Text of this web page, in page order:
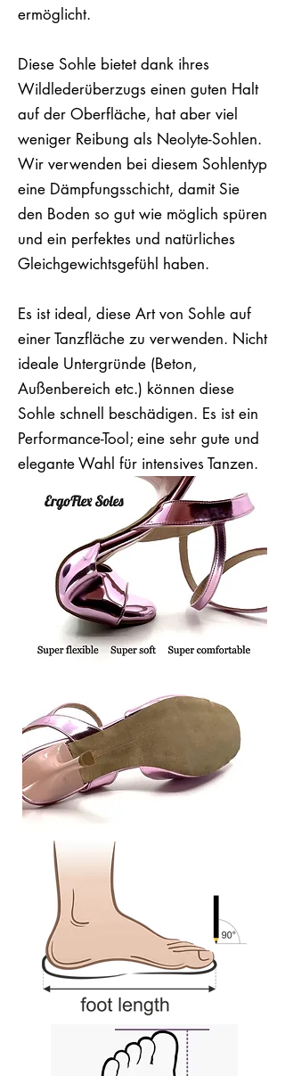
ermöglicht.
Diese Sohle bietet dank ihres
Wildlederüberzugs einen guten Halt
auf der Oberfläche, hat aber viel
weniger Reibung als Neolyte-Sohlen.
Wir verwenden bei diesem Sohlentyp
eine Dämpfungsschicht, damit Sie
den Boden so gut wie möglich spüren
und ein perfektes und natürliches
Gleichgewichtsgefühl haben.
Es ist ideal, diese Art von Sohle auf
einer Tanzfläche zu verwenden. Nicht
ideale Untergründe (Beton,
Außenbereich etc.) können diese
Sohle schnell beschädigen. Es ist ein
Performance-Tool; eine sehr gute und
elegante Wahl für intensives Tanzen.